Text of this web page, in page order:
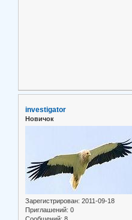
investigator
Новичок
Зарегистрирован: 2011-09-18
Приглашений: 0